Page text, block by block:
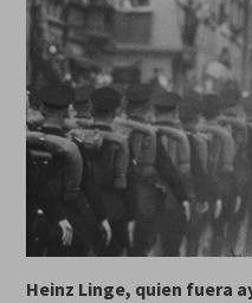
Heinz Linge, quien fuera